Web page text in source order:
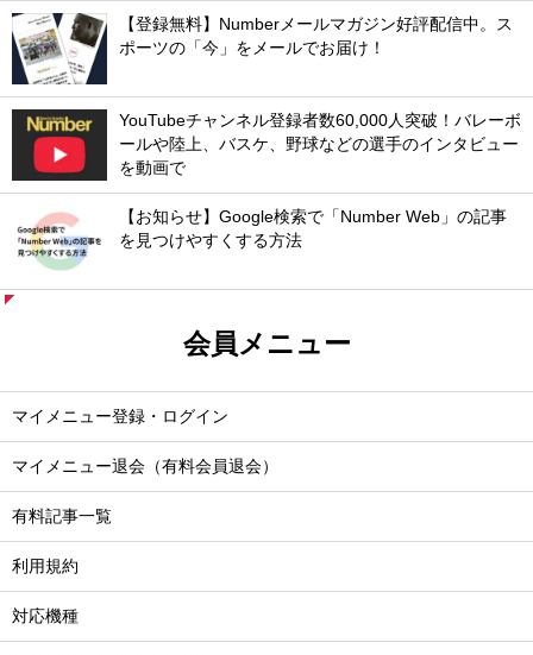
【登録無料】Numberメールマガジン好評配信中。ス
ポーツの「今」をメールでお届け！
YouTubeチャンネル登録者数60,000人突破！バレーボ
ールや陸上、バスケ、野球などの選手のインタビュー
を動画で
【お知らせ】Google検索で「Number Web」の記事
を見つけやすくする方法
会員メニュー
マイメニュー登録・ログイン
マイメニュー退会（有料会員退会）
有料記事一覧
利用規約
対応機種